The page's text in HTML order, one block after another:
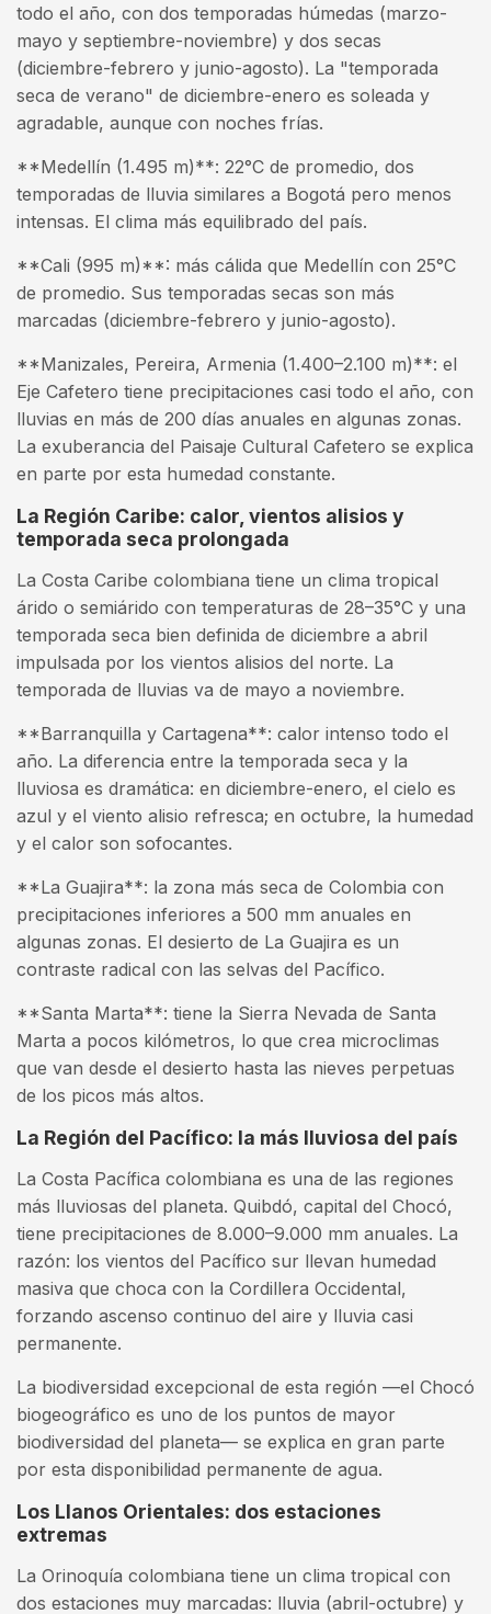
todo el año, con dos temporadas húmedas (marzo-
mayo y septiembre-noviembre) y dos secas
(diciembre-febrero y junio-agosto). La "temporada
seca de verano" de diciembre-enero es soleada y
agradable, aunque con noches frías.
**Medellín (1.495 m)**: 22°C de promedio, dos
temporadas de lluvia similares a Bogotá pero menos
intensas. El clima más equilibrado del país.
**Cali (995 m)**: más cálida que Medellín con 25°C
de promedio. Sus temporadas secas son más
marcadas (diciembre-febrero y junio-agosto).
**Manizales, Pereira, Armenia (1.400–2.100 m)**: el
Eje Cafetero tiene precipitaciones casi todo el año, con
lluvias en más de 200 días anuales en algunas zonas.
La exuberancia del Paisaje Cultural Cafetero se explica
en parte por esta humedad constante.
La Región Caribe: calor, vientos alisios y
temporada seca prolongada
La Costa Caribe colombiana tiene un clima tropical
árido o semiárido con temperaturas de 28–35°C y una
temporada seca bien definida de diciembre a abril
impulsada por los vientos alisios del norte. La
temporada de lluvias va de mayo a noviembre.
**Barranquilla y Cartagena**: calor intenso todo el
año. La diferencia entre la temporada seca y la
lluviosa es dramática: en diciembre-enero, el cielo es
azul y el viento alisio refresca; en octubre, la humedad
y el calor son sofocantes.
**La Guajira**: la zona más seca de Colombia con
precipitaciones inferiores a 500 mm anuales en
algunas zonas. El desierto de La Guajira es un
contraste radical con las selvas del Pacífico.
**Santa Marta**: tiene la Sierra Nevada de Santa
Marta a pocos kilómetros, lo que crea microclimas
que van desde el desierto hasta las nieves perpetuas
de los picos más altos.
La Región del Pacífico: la más lluviosa del país
La Costa Pacífica colombiana es una de las regiones
más lluviosas del planeta. Quibdó, capital del Chocó,
tiene precipitaciones de 8.000–9.000 mm anuales. La
razón: los vientos del Pacífico sur llevan humedad
masiva que choca con la Cordillera Occidental,
forzando ascenso continuo del aire y lluvia casi
permanente.
La biodiversidad excepcional de esta región —el Chocó
biogeográfico es uno de los puntos de mayor
biodiversidad del planeta— se explica en gran parte
por esta disponibilidad permanente de agua.
Los Llanos Orientales: dos estaciones
extremas
La Orinoquía colombiana tiene un clima tropical con
dos estaciones muy marcadas: lluvia (abril-octubre) y